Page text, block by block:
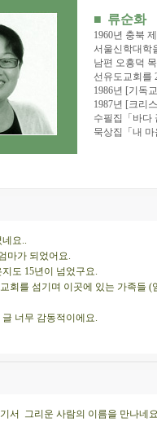
■ 류순화
1960년 충북
서울신학대학
남편 오흥덕
선유도교회를
1986년 [기독
1987년 [크리
수필집「바다
묵상집「내
요..
마가 되었어요.
도 15년이 넘었구요.
회를 섬기며 이곳에 있는 가족들 (
너무 감동적이에요.
서 그리운 사람의 이름을 만나네